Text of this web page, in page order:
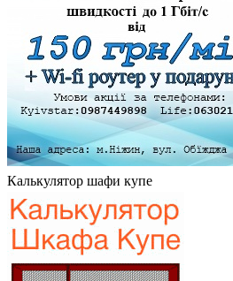
Калькулятор шафи купе